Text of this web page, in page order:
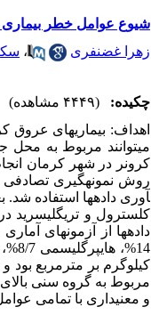
شیوع عوامل خطر
زهرا غضنفری
،
چکیده:
(۴۴۴۹ مشاهده)
اهداف­: بیماری­های عروق
می­توانند مربوط به محل
آوری داده­ها استفاده شد.
کلسترول و تری­گلیسرید
و معنی­داری با تمامی